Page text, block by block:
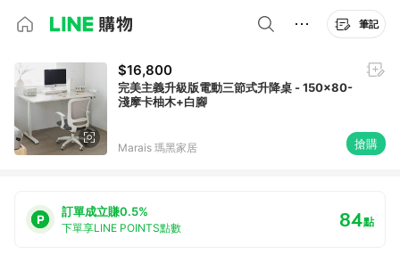
筆記
$16,800
完美主義升級版電動三節式升降桌 - 150x80-
淺摩卡柚木+白腳
Marais 瑪黑家居 搶購
訂單成立賺0.5%
下單享LINE POINTS點數 84點